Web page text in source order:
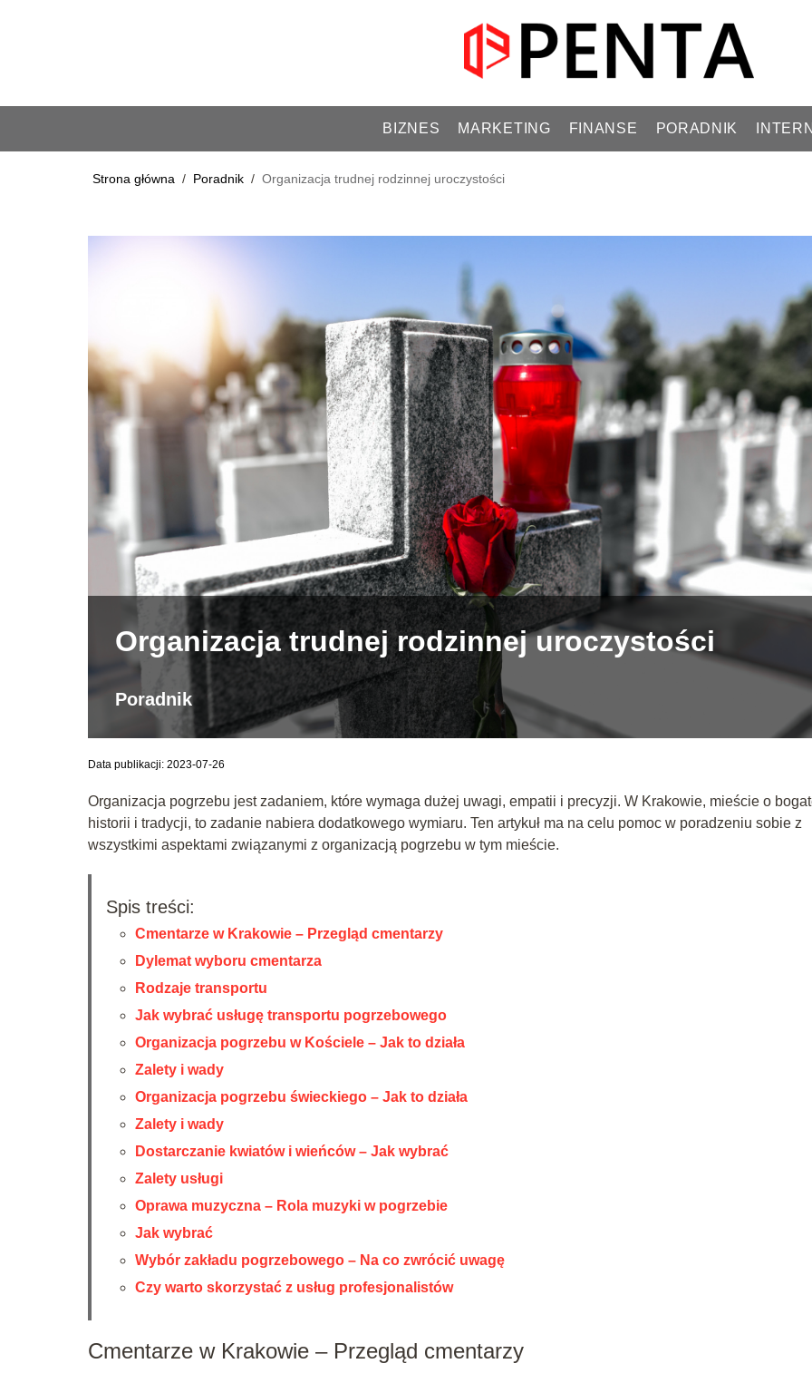
BIZNES MARKETING FINANSE PORADNIK
Strona główna / Poradnik / Organizacja trudnej rodzinnej uroczystości
Organizacja trudnej rodzinnej uroczystości
Poradnik
Data publikacji: 2023-07-26
Organizacja pogrzebu jest zadaniem, które wymaga dużej uwagi, empatii i precyzji. W Krakowie, mieście o
historii i tradycji, to zadanie nabiera dodatkowego wymiaru. Ten artykuł ma na celu pomoc w poradzeniu sobie z
wszystkimi aspektami związanymi z organizacją pogrzebu w tym mieście.
Spis treści:
Cmentarze w Krakowie – Przegląd cmentarzy
Dylemat wyboru cmentarza
Rodzaje transportu
Jak wybrać usługę transportu pogrzebowego
Organizacja pogrzebu w Kościele – Jak to działa
Zalety i wady
Organizacja pogrzebu świeckiego – Jak to działa
Zalety i wady
Dostarczanie kwiatów i wieńców – Jak wybrać
Zalety usługi
Oprawa muzyczna – Rola muzyki w pogrzebie
Jak wybrać
Wybór zakładu pogrzebowego – Na co zwrócić uwagę
Czy warto skorzystać z usług profesjonalistów
Cmentarze w Krakowie – Przegląd cmentarzy